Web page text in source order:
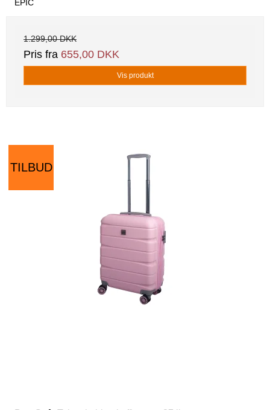
EPIC
1.299,00 DKK
Pris fra 655,00 DKK
Vis produkt
TILBUD